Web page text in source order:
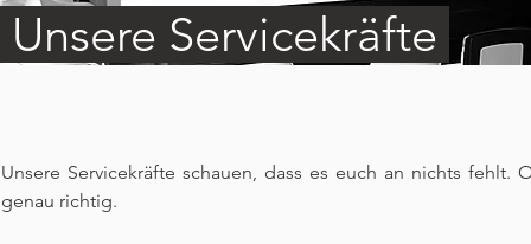
Unsere Servicekräfte
Unsere Servicekräfte schauen, dass es euch an nichts
genau richtig.